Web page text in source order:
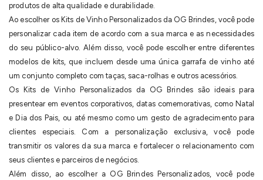
produtos de alta qualidade e durabilidade.
Ao escolher os Kits de Vinho Personalizados da OG Brindes, você pode
personalizar cada item de acordo com a sua marca e as necessidades
do seu público-alvo. Além disso, você pode escolher entre diferentes
modelos de kits, que incluem desde uma única garrafa de vinho até
um conjunto completo com taças, saca-rolhas e outros acessórios.
Os Kits de Vinho Personalizados da OG Brindes são ideais para
presentear em eventos corporativos, datas comemorativas, como Natal
e Dia dos Pais, ou até mesmo como um gesto de agradecimento para
clientes especiais. Com a personalização exclusiva, você pode
transmitir os valores da sua marca e fortalecer o relacionamento com
seus clientes e parceiros de negócios.
Além disso, ao escolher a OG Brindes Personalizados, você pode